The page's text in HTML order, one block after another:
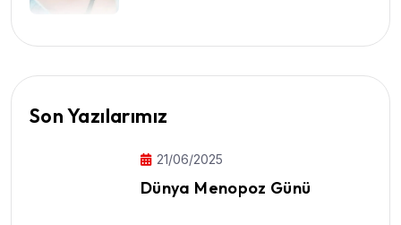
Son Yazılarımız
21/06/2025
Dünya Menopoz Günü